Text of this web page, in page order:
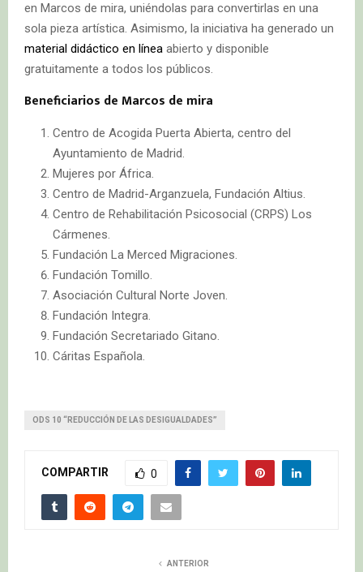
en Marcos de mira, uniéndolas para convertirlas en una
sola pieza artística. Asimismo, la iniciativa ha generado un
material didáctico en línea abierto y disponible
gratuitamente a todos los públicos.
Beneficiarios de Marcos de mira
Centro de Acogida Puerta Abierta, centro del
Ayuntamiento de Madrid.
Mujeres por África.
Centro de Madrid-Arganzuela, Fundación Altius.
Centro de Rehabilitación Psicosocial (CRPS) Los
Cármenes.
Fundación La Merced Migraciones.
Fundación Tomillo.
Asociación Cultural Norte Joven.
Fundación Integra.
Fundación Secretariado Gitano.
Cáritas Española.
ODS 10 “REDUCCIÓN DE LAS DESIGUALDADES”
COMPARTIR 0
ANTERIOR